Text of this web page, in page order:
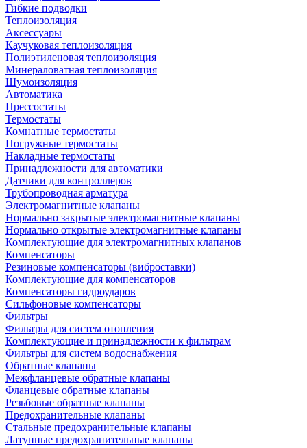
Гибкие подводки
Теплоизоляция
Аксессуары
Каучуковая теплоизоляция
Полиэтиленовая теплоизоляция
Минераловатная теплоизоляция
Шумоизоляция
Автоматика
Прессостаты
Термостаты
Комнатные термостаты
Погружные термостаты
Накладные термостаты
Принадлежности для автоматики
Датчики для контроллеров
Трубопроводная арматура
Электромагнитные клапаны
Нормально закрытые электромагнитные клапаны
Нормально открытые электромагнитные клапаны
Комплектующие для электромагнитных клапанов
Компенсаторы
Резиновые компенсаторы (виброставки)
Комплектующие для компенсаторов
Компенсаторы гидроударов
Сильфоновые компенсаторы
Фильтры
Фильтры для систем отопления
Комплектующие и принадлежности к фильтрам
Фильтры для систем водоснабжения
Обратные клапаны
Межфланцевые обратные клапаны
Фланцевые обратные клапаны
Резьбовые обратные клапаны
Предохранительные клапаны
Стальные предохранительные клапаны
Латунные предохранительные клапаны